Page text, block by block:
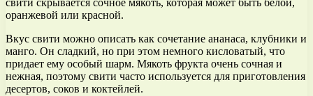
свити скрывается сочное мякоть, которая может быть белой,
оранжевой или красной.
Вкус свити можно описать как сочетание ананаса, клубники и
манго. Он сладкий, но при этом немного кисловатый, что
придает ему особый шарм. Мякоть фрукта очень сочная и
нежная, поэтому свити часто используется для приготовления
десертов, соков и коктейлей.